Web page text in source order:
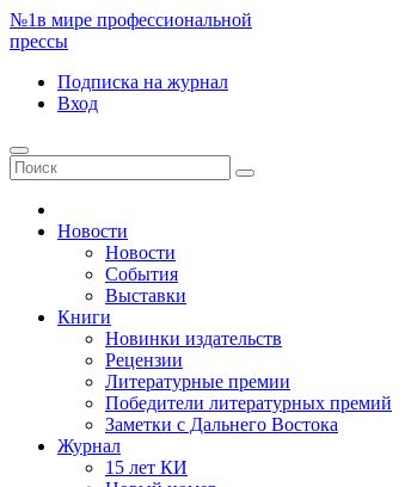
№1в мире профессиональной
прессы
Подписка на журнал
Вход
Новости
Новости
События
Выставки
Книги
Новинки издательств
Рецензии
Литературные премии
Победители литературных премий
Заметки с Дальнего Востока
Журнал
15 лет КИ